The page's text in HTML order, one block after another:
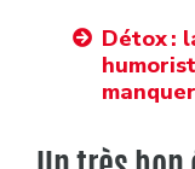
Détox :